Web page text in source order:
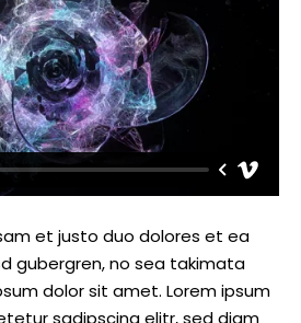
et justo duo dolores et ea
gubergren, no sea takimata
dolor sit amet. Lorem ipsum
sadipscing elitr, sed diam